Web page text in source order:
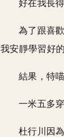
好在我長
為了跟喜
我安靜學習好的
結果，特
一米五多
杜行川因